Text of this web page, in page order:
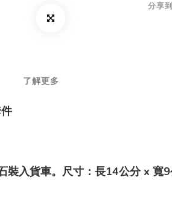
分享到
了解更多
入貨車。尺寸：長14公分 x 寬9